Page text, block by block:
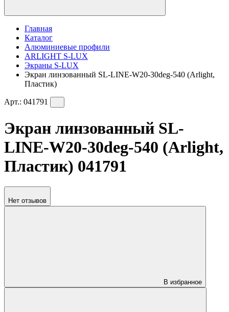
Главная
Каталог
Алюминиевые профили
ARLIGHT S-LUX
Экраны S-LUX
Экран линзованный SL-LINE-W20-30deg-540 (Arlight,
Пластик)
Арт.: 041791
Экран линзованный SL-
LINE-W20-30deg-540 (Arlight,
Пластик) 041791
Нет отзывов
В избранное